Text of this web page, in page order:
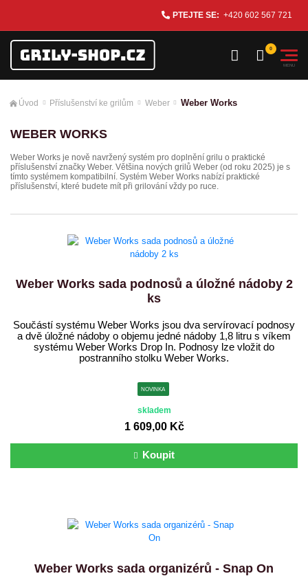
PTEJTE SE: +420 602 567 721
Úvod Příslušenství ke grilům Weber Weber Works
WEBER WORKS
Weber Works je nově navržený systém pro doplnění grilu o praktické
příslušenství značky Weber. Většina nových grilů Weber (od roku 2025) je s
tímto systémem kompatibilní. Systém Weber Works nabízí praktické
příslušenství, které budete mít při grilování vždy po ruce.
Weber Works sada podnosů a úložné nádoby 2
ks
Součástí systému Weber Works jsou dva servírovací podnosy
a dvě úložné nádoby o objemu jedné nádoby 1,8 litru s víkem
systému Weber Works Drop In. Podnosy lze vložit do
postranního stolku Weber Works.
NOVINKA
skladem
1 609,00 Kč
Koupit
Weber Works sada organizérů - Snap On